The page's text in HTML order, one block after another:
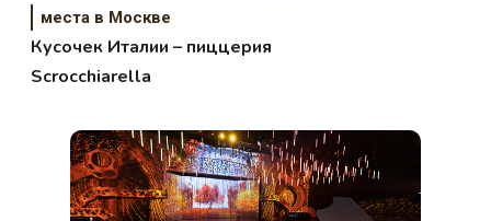
места в Москве
Кусочек Италии – пиццерия
Scrocchiarella